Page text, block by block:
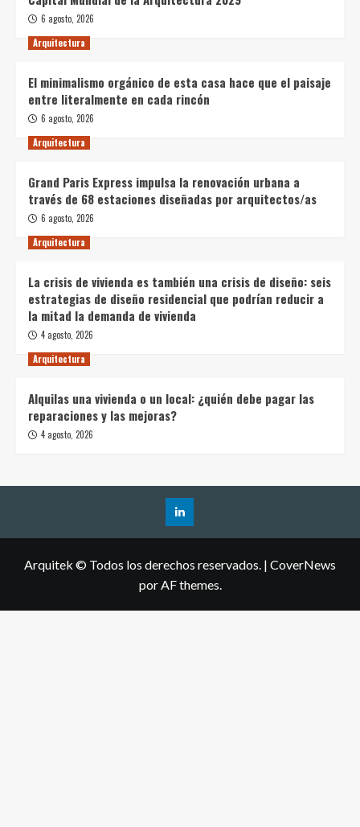
6 agosto, 2026
Arquitectura
El minimalismo orgánico de esta casa hace que el paisaje
entre literalmente en cada rincón
6 agosto, 2026
Arquitectura
Grand Paris Express impulsa la renovación urbana a
través de 68 estaciones diseñadas por arquitectos/as
6 agosto, 2026
Arquitectura
La crisis de vivienda es también una crisis de diseño: seis
estrategias de diseño residencial que podrían reducir a
la mitad la demanda de vivienda
4 agosto, 2026
Arquitectura
Alquilas una vivienda o un local: ¿quién debe pagar las
reparaciones y las mejoras?
4 agosto, 2026
Arquitek © Todos los derechos reservados. | CoverNews
por AF themes.